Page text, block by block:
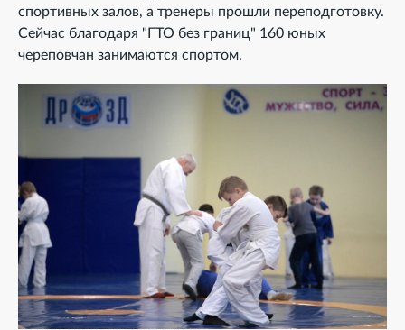
спортивных залов, а тренеры прошли переподготовку.
Сейчас благодаря "ГТО без границ" 160 юных
череповчан занимаются спортом.